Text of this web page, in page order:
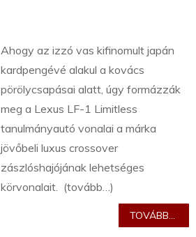
Ahogy az izzó vas kifinomult japán
kardpengévé alakul a kovács
pörölycsapásai alatt, úgy formázzák
meg a Lexus LF-1 Limitless
tanulmányautó vonalai a márka
jövőbeli luxus crossover
zászlóshajójának lehetséges
körvonalait. (tovább…)
TOVÁBB...